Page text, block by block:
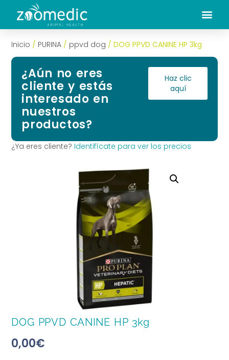
Inicio / PURINA / ppvd dog / DOG PPVD CANINE HP 3kg
¿Aún no eres
cliente y estás
interesado en
nuestros
productos?
Haz clic
aquí
¿Ya eres cliente? Identifícate para ver los precios
DOG PPVD CANINE HP 3kg
0,00€